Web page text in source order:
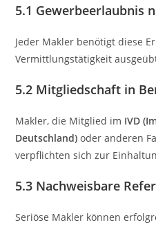
5.1 Gewerbeerlaubnis
Jeder Makler benötigt diese
Vermittlungstätigkeit
5.2 Mitgliedschaft in
Makler, die Mitglied im IVD
Deutschland) oder anderen
verpflichten sich zur
5.3 Nachweisbare
Seriöse Makler können